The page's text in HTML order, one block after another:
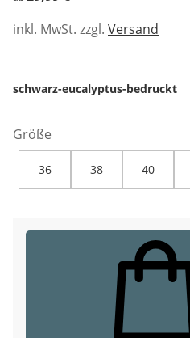
inkl. MwSt. zzgl. Versand
schwarz-eucalyptus-bedruckt
Größe
36 38 40